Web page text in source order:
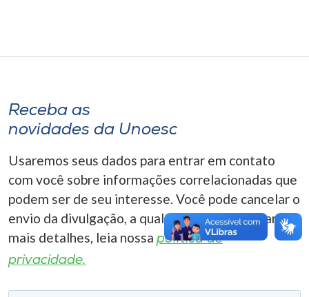
A-
Receba as
novidades da Unoesc
Usaremos seus dados para entrar em contato
com você sobre informações correlacionadas que
podem ser de seu interesse. Você pode cancelar o
envio da divulgação, a qualquer momento. Para
mais detalhes, leia nossa política de
privacidade.